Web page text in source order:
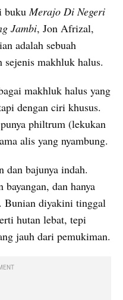
buku Merajo Di Negeri
Jambi, Jon Afrizal,
adalah sebuah
makhluk halus.
makhluk halus yang
dengan ciri khusus.
philtrum (lekukan
alis yang nyambung.
dan bajunya indah.
dan hanya
Bunian diyakini tinggal
hutan lebat, tepi
jauh dari pemukiman.